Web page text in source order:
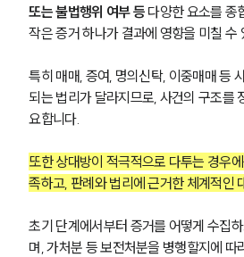
또는 불법행위 여부 등 다양한 요소를 종
작은 증거 하나가 결과에 영향을 미칠 수
특히 매매, 증여, 명의신탁, 이중매매 등
되는 법리가 달라지므로, 사건의 구조를
요합니다.
또한 상대방이 적극적으로 다투는 경우
족하고, 판례와 법리에 근거한 체계적인
초기 단계에서부터 증거를 어떻게 수집
며, 가처분 등 보전처분을 병행할지에 따